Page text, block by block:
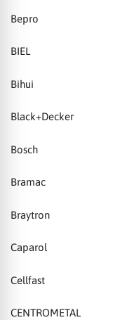
Bepro
BIEL
Bihui
Black+Decker
Bosch
Bramac
Braytron
Caparol
Cellfast
CENTROMETAL